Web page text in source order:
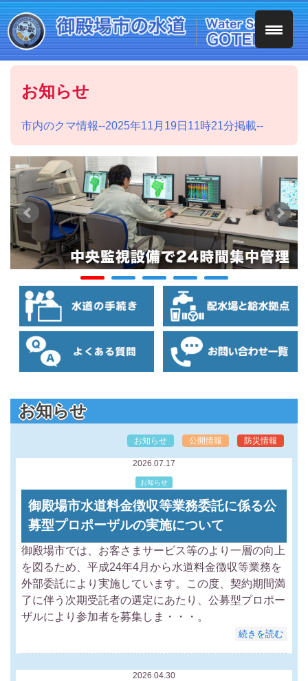
Skip
to
content
お知らせ
市内のクマ情報--2025年11月19日11時21分掲載--
お知らせ
お知らせ 公開情報 防災情報
2026.07.17
お知らせ
御殿場市水道料金徴収等業務委託に係る公
募型プロポーザルの実施について
御殿場市では、お客さまサービス等のより一層の向上
を図るため、平成24年4月から水道料金徴収等業務を
外部委託により実施しています。この度、契約期間満
了に伴う次期受託者の選定にあたり、公募型プロポー
ザルにより参加者を募集しま・・・。
続きを読む
2026.04.30